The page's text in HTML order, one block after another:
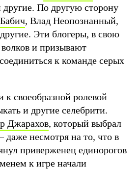
По другую сторону
, Влад Неопознанный,
Эти блогеры, в свою
волков и призывают
к команде серых
к своеобразной ролевой
и другие селебрити.
Джарахов, который выбрал
даже несмотря на то, что в
приверженец единорогов
к игре начали